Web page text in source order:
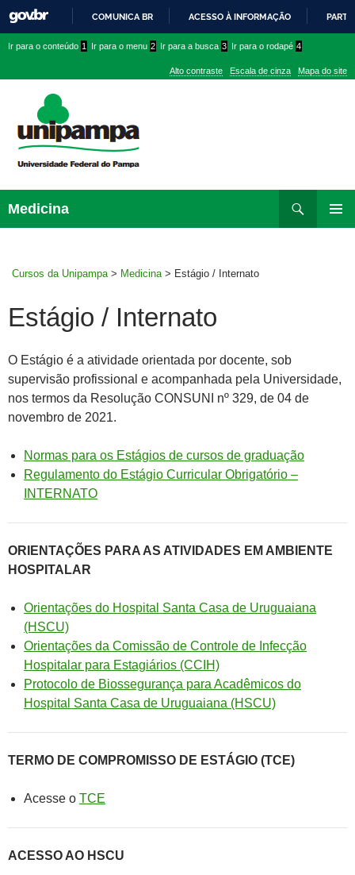
PARA
CONTEÚDO
COMUNICA BR ACESSO À INFORMAÇÃO
conteúdo
menu
superior
menu
Ir para o conteúdo 1 Ir para o menu 2 Ir para a busca 3 Ir para o rodapé 4
Alto contraste Escala de cinza Mapa do site
Medicina
para
Cursos da Unipampa > Medicina > Estágio / Internato
Estágio / Internato
O Estágio é a atividade orientada por docente, sob
supervisão profissional e acompanhada pela Universidade,
nos termos da Resolução CONSUNI nº 329, de 04 de
novembro de 2021.
Normas para os Estágios de cursos de graduação
Regulamento do Estágio Curricular Obrigatório –
INTERNATO
ORIENTAÇÕES PARA AS ATIVIDADES EM AMBIENTE
HOSPITALAR
Orientações do Hospital Santa Casa de Uruguaiana
(HSCU)
Orientações da Comissão de Controle de Infecção
Hospitalar para Estagiários (CCIH)
Protocolo de Biossegurança para Acadêmicos do
Hospital Santa Casa de Uruguaiana (HSCU)
TERMO DE COMPROMISSO DE ESTÁGIO (TCE)
Acesse o TCE
ACESSO AO HSCU